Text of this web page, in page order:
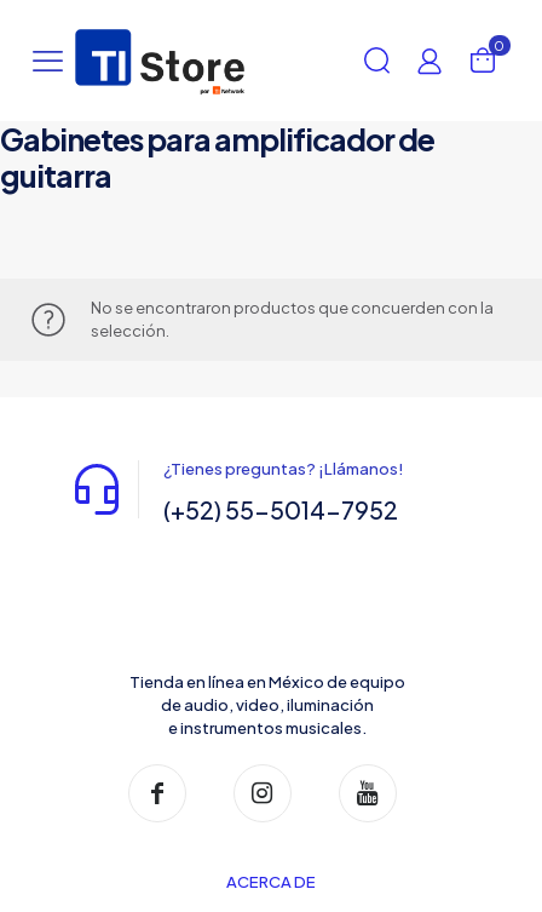
0
Gabinetes para amplificador de
guitarra
No se encontraron productos que concuerden con la
selección.
¿Tienes preguntas? ¡Llámanos!
(+52) 55-5014-7952
Tienda en línea en México de equipo
de audio, video, iluminación
e instrumentos musicales.
ACERCA DE